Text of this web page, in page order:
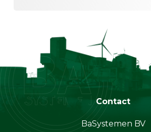
Contact
BaSystemen BV